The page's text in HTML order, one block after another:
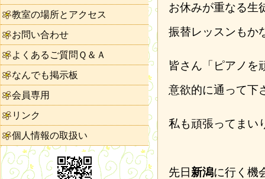
お休みが重なる生
振替レッスンもか
皆さん「ピアノを
意欲的に通って下
私も頑張ってまい
先日 新潟に行く機
教室の場所とアクセス
お問い合わせ
よくあるご質問Ｑ＆Ａ
なんでも掲示板
会員専用
リンク
個人情報の取扱い